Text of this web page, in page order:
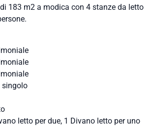
183 m2 a modica con 4 stanze da letto
singolo
letto per due, 1 Divano letto per uno